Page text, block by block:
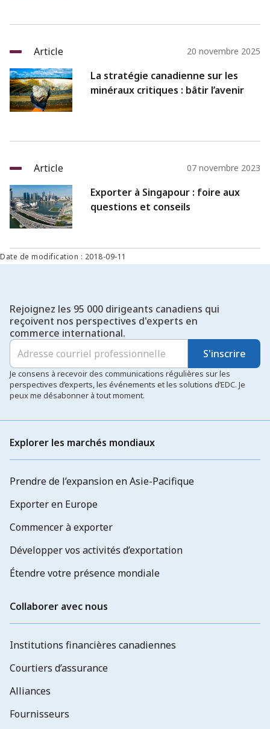
Article 20 novembre 2025
La stratégie canadienne sur les
minéraux critiques : bâtir l’avenir
Article 07 novembre 2023
Exporter à Singapour : foire aux
questions et conseils
Date de modification : 2018-09-11
Rejoignez les 95 000 dirigeants canadiens qui
reçoivent nos perspectives d'experts en
commerce international.
S'inscrire
Je consens à recevoir des communications régulières sur les
perspectives d’experts, les événements et les solutions d’EDC. Je
peux me désabonner à tout moment.
Explorer les marchés mondiaux
Prendre de l’expansion en Asie-Pacifique
Exporter en Europe
Commencer à exporter
Développer vos activités d’exportation
Étendre votre présence mondiale
Collaborer avec nous
Institutions financières canadiennes
Courtiers d’assurance
Alliances
Fournisseurs